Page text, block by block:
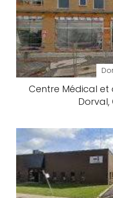
Centre Médical
Dorval,